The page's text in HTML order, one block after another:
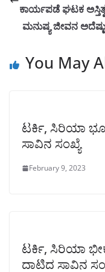
ಕಾರ್ಯಪಡೆ ಘಟಕ
ಮನುಷ್ಯ ಜೀವನ
You May
ಟರ್ಕಿ, ಸಿರಿಯಾ
ಸಾವಿನ ಸಂಖ್ಯೆ
February 9, 2023
ಟರ್ಕಿ, ಸಿರಿಯಾ
ದಾಟಿದ ಸಾವಿನ